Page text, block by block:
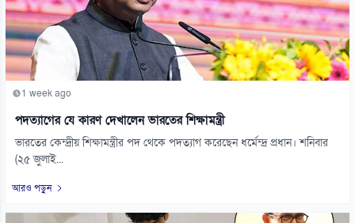
1 week ago
পদত্যাগের যে কারণ দেখালেন ভারতের শিক্ষামন্ত্রী
ভারতের কেন্দ্রীয় শিক্ষামন্ত্রীর পদ থেকে পদত্যাগ করেছেন ধর্মেন্দ্র প্রধান। শনিবার
(২৫ জুলাই...
আরও পড়ুন